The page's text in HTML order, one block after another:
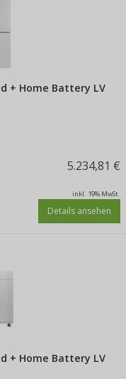
+ Home Battery LV
5.234,81 €
inkl. 19% MwSt.
Details ansehen
+ Home Battery LV